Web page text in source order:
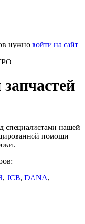
нужно войти на сайт
специалистами нашей
помощи
, JCB, DANA,